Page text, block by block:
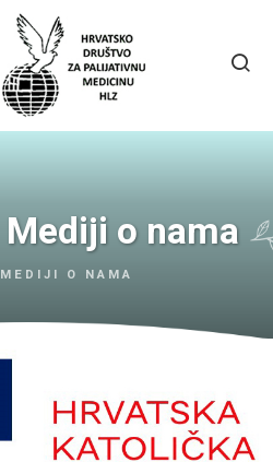
Mediji o nama
MEDIJI O NAMA